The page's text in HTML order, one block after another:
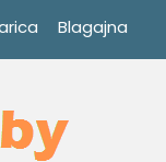
Blagajna